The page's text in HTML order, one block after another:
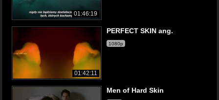
01:46:19
01:42:11
PERFECT SKIN ang.
1080p
Men of Hard Skin